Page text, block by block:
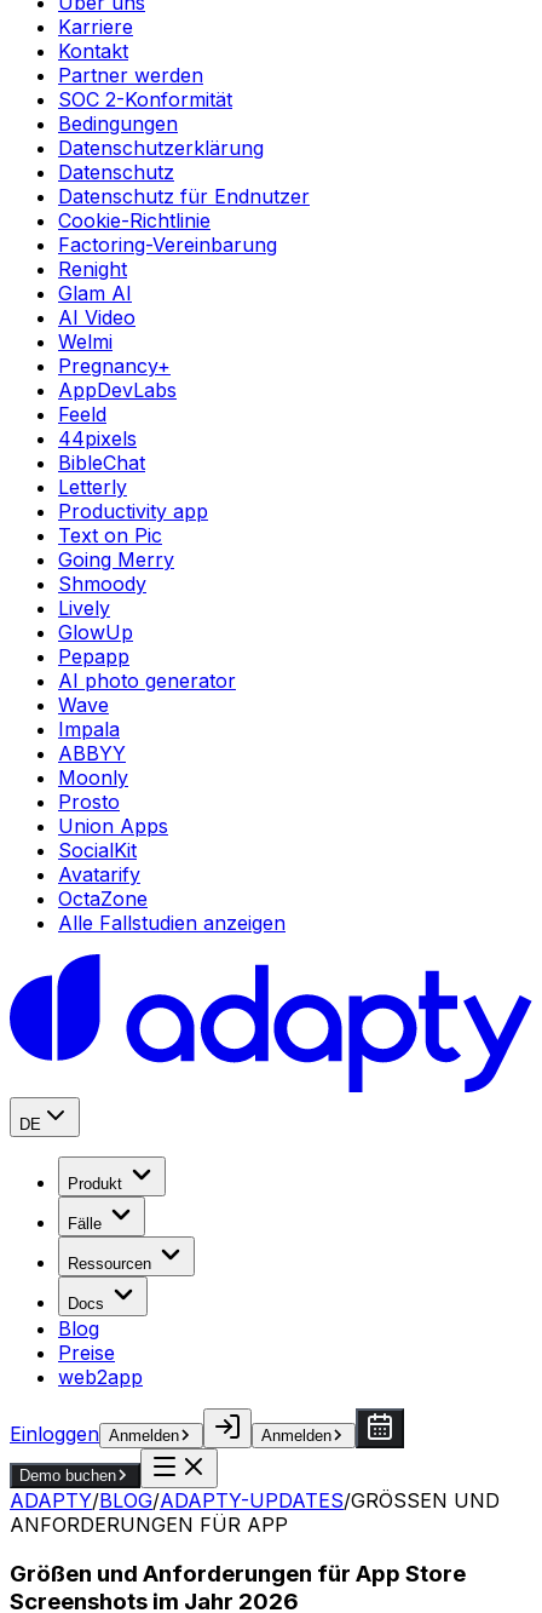
Karriere
Kontakt
Partner werden
SOC 2-Konformität
Bedingungen
Datenschutzerklärung
Datenschutz
Datenschutz für Endnutzer
Cookie-Richtlinie
Factoring-Vereinbarung
Renight
Glam AI
AI Video
Welmi
Pregnancy+
AppDevLabs
Feeld
44pixels
BibleChat
Letterly
Productivity app
Text on Pic
Going Merry
Shmoody
Lively
GlowUp
Pepapp
AI photo generator
Wave
Impala
ABBYY
Moonly
Prosto
Union Apps
SocialKit
Avatarify
OctaZone
Alle Fallstudien anzeigen
DE
Produkt
Fälle
Ressourcen
Docs
Blog
Preise
web2app
Einloggen Anmelden Anmelden
Demo buchen
ADAPTY/BLOG/ADAPTY-UPDATES/GRÖSSEN UND
ANFORDERUNGEN FÜR APP
Größen und Anforderungen für App Store
Screenshots im Jahr 2026